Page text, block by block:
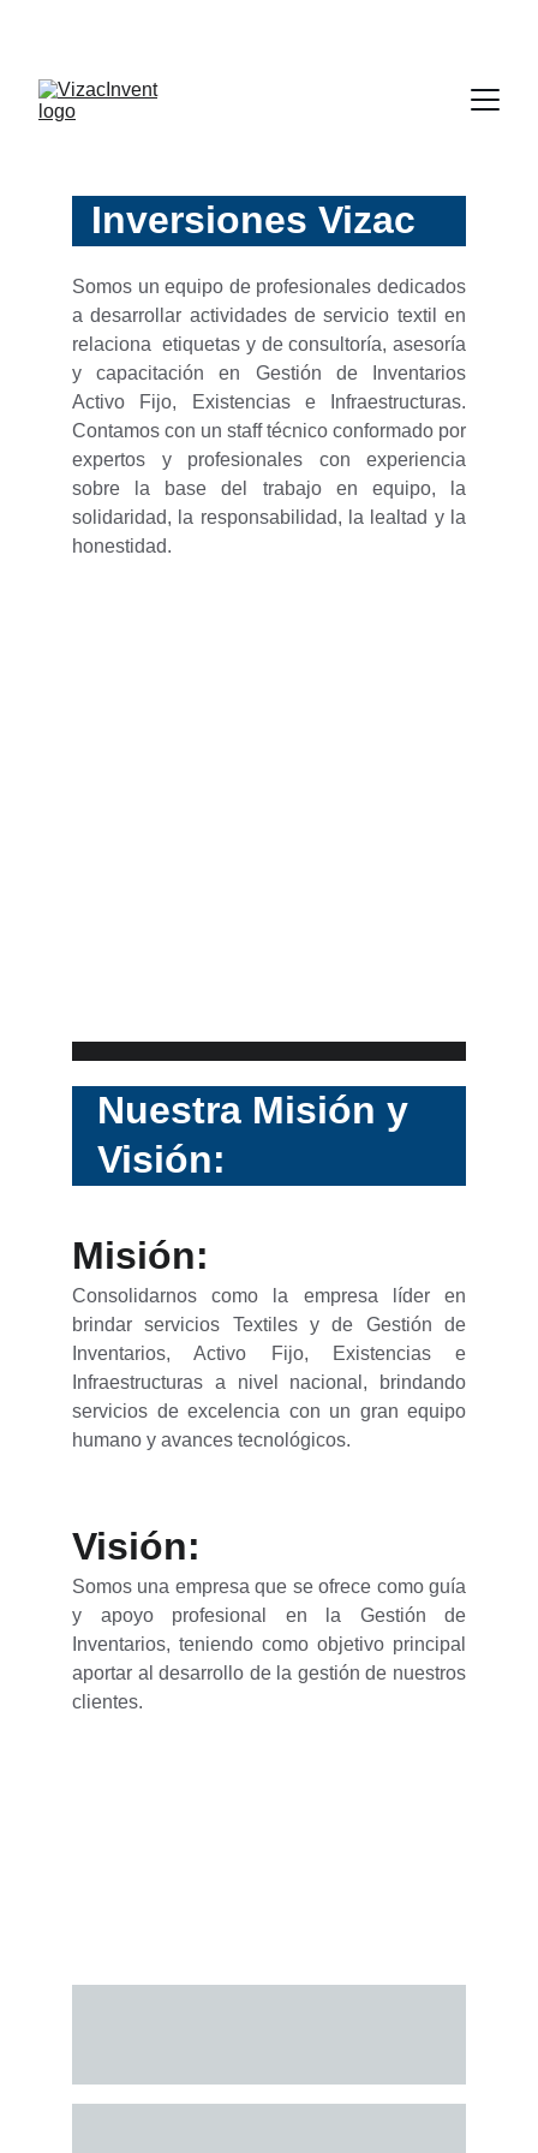
Inversiones Vizac
Somos un equipo de profesionales dedicados
a desarrollar actividades de servicio textil en
relaciona etiquetas y de consultoría, asesoría
y capacitación en Gestión de Inventarios
Activo Fijo, Existencias e Infraestructuras.
Contamos con un staff técnico conformado por
expertos y profesionales con experiencia
sobre la base del trabajo en equipo, la
solidaridad, la responsabilidad, la lealtad y la
honestidad.
Nuestra Misión y
Visión:
Somos una empresa que se ofrece como guía
y apoyo profesional en la Gestión de
Inventarios, teniendo como objetivo principal
aportar al desarrollo de la gestión de nuestros
clientes.
Consolidarnos como la empresa líder en
brindar servicios Textiles y de Gestión de
Inventarios, Activo Fijo, Existencias e
Infraestructuras a nivel nacional, brindando
servicios de excelencia con un gran equipo
humano y avances tecnológicos.
Misión:
Visión: